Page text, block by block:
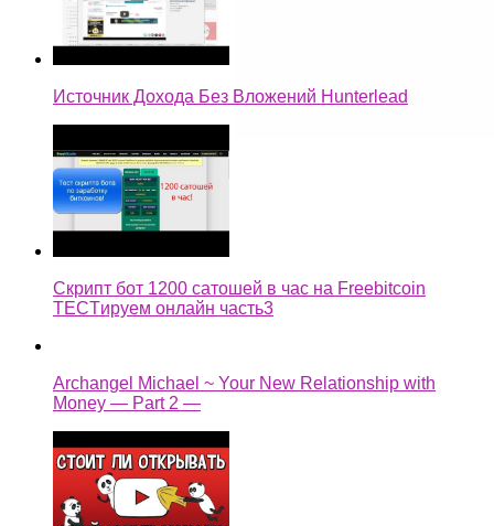
Источник Дохода Без Вложений Hunterlead
Скрипт бот 1200 сатошей в час на Freebitcoin
TECTируем онлайн часть3
Archangel Michael ~ Your New Relationship with
Money — Part 2 —